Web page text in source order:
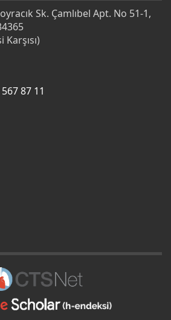
Sk. Çamlıbel Apt. No 51-1,
87 11